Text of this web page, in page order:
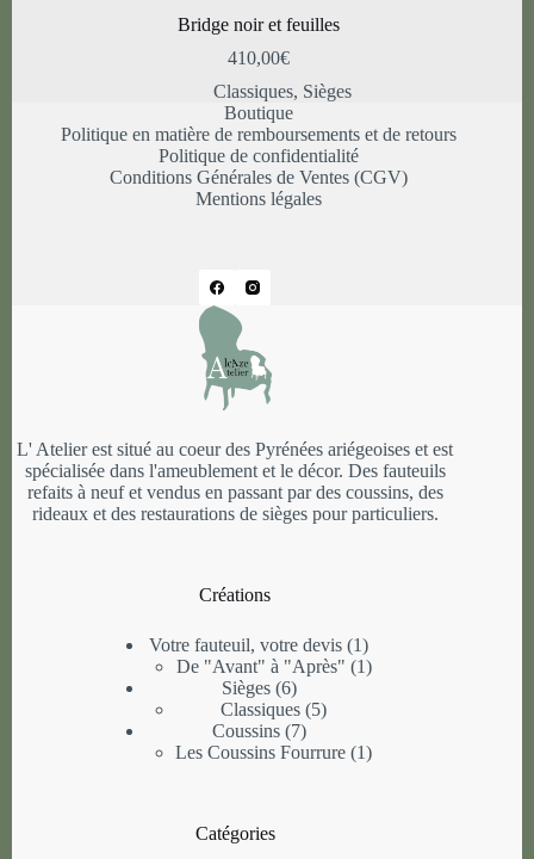
Bridge noir et feuilles
410,00€
Classiques, Sièges
Boutique
Politique en matière de remboursements et de retours
Politique de confidentialité
Conditions Générales de Ventes (CGV)
Mentions légales
L' Atelier est situé au coeur des Pyrénées ariégeoises et est
spécialisée dans l'ameublement et le décor. Des fauteuils
refaits à neuf et vendus en passant par des coussins, des
rideaux et des restaurations de sièges pour particuliers.
Créations
Votre fauteuil, votre devis 11
produit
De "Avant" à "Après" 11
Sièges 66
produits
Classiques 55
Coussins 77
produits
Les Coussins Fourrure 11
Catégories